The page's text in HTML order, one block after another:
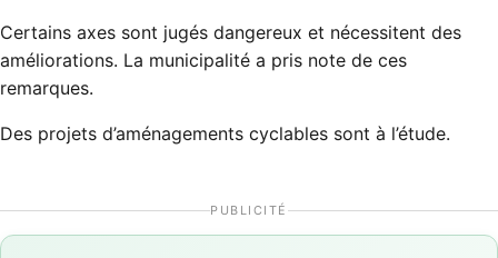
Certains axes sont jugés dangereux et nécessitent des
améliorations. La municipalité a pris note de ces
remarques.
Des projets d’aménagements cyclables sont à l’étude.
PUBLICITÉ